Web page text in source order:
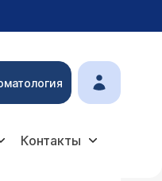
Контакты